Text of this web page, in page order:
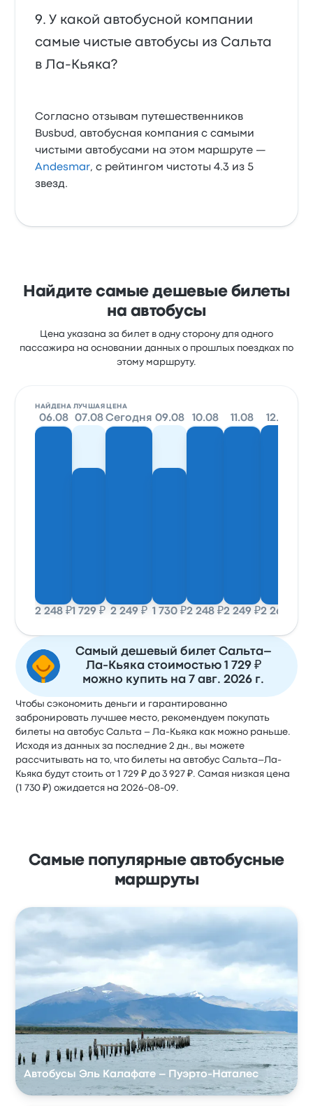
У какой автобусной компании
самые чистые автобусы из Сальта
в Ла-Кьяка?
Согласно отзывам путешественников
Busbud, автобусная компания с самыми
чистыми автобусами на этом маршруте —
Andesmar, с рейтингом чистоты 4.3 из 5
звезд.
Найдите самые дешевые билеты
на автобусы
Цена указана за билет в одну сторону для одного
пассажира на основании данных о прошлых поездках по
этому маршруту.
НАЙДЕНА ЛУЧШАЯ ЦЕНА
06.08
2 248 ₽
07.08
1 729 ₽
Сегодня
2 249 ₽
09.08
1 730 ₽
10.08
2 248 ₽
11.08
2 249 ₽
12.08
2 265 ₽
Самый дешевый билет Сальта–
Ла-Кьяка стоимостью 1 729 ₽
можно купить на 7 авг. 2026 г.
Чтобы сэкономить деньги и гарантированно
забронировать лучшее место, рекомендуем покупать
билеты на автобус Сальта – Ла-Кьяка как можно раньше.
Исходя из данных за последние 2 дн., вы можете
рассчитывать на то, что билеты на автобус Сальта–Ла-
Кьяка будут стоить от 1 729 ₽ до 3 927 ₽. Самая низкая цена
(1 730 ₽) ожидается на 2026-08-09.
Самые популярные автобусные
маршруты
Автобусы Эль Калафате – Пуэрто-Наталес